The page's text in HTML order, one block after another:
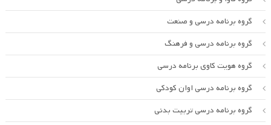
گروه برنامه درسی و صنعت
گروه برنامه درسی و فرهنگ
گروه هویت کاوی برنامه درسی
گروه برنامه درسی اوان کودکی
گروه برنامه درسی تربیت بدنی